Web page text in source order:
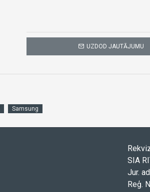
UZDOD JAUTĀJUMU
Samsung
SIA
Jur.
Reģ.